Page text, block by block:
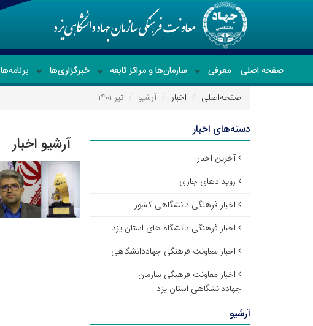
صفحه اصلی معرفی سازمان‌ها و مراکز تابعه خبرگزاری‌ها برنامه‌ها
صفحه‌اصلی
اخبار آرشیو تیر ۱۴۰۱
آرشیو اخبار
دسته‌های اخبار
آخرین اخبار
رویدادهای جاری
اخبار فرهنگی دانشگاهی کشور
اخبار فرهنگی دانشگاه های استان یزد
اخبار معاونت فرهنگی جهاددانشگاهی
اخبار معاونت فرهنگی سازمان
جهاددانشگاهی استان یزد
آرشیو